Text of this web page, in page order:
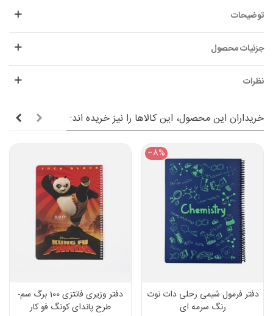
توضیحات
جزئیات محصول
نظرات
خریداران این محصول، این کالاها را نیز خریده اند:
‎−8%
دفتر فرمول شیمی رحلی دات نوت
رنگ سرمه ای
دفتر وزیری فانتزی 100 برگ سم-
طرح پاندای کونگ فو کار